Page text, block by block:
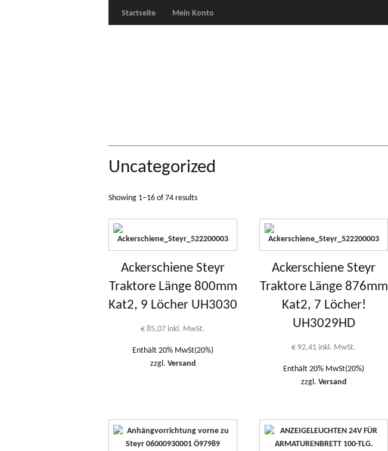
Startseite Mein Konto
Uncategorized
Showing 1–16 of 74 results
Ackerschiene Steyr
Traktore Länge 800mm
Kat2, 9 Löcher UH3030
€ 85,07 inkl. MwSt.
Enthält 20% MwSt(20%)
zzgl. Versand
Ackerschiene Steyr
Traktore Länge 876mm
Kat2, 7 Löcher!
UH3029HD
€ 92,41 inkl. MwSt.
Enthält 20% MwSt(20%)
zzgl. Versand